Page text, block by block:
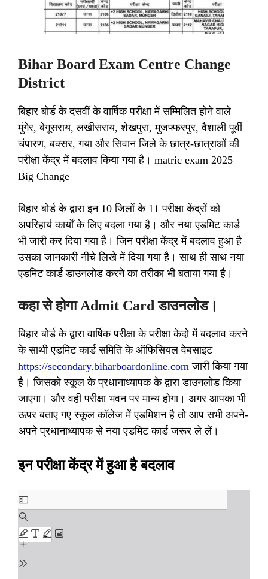
Bihar Board Exam Centre Change
District
बिहार बोर्ड के दसवीं के वार्षिक परीक्षा में सम्मिलित होने वाले
मुंगेर, बेगूसराय, लखीसराय, शेखपुरा, मुजफ्फरपुर, वैशाली पूर्वी
चंपारण, बक्सर, गया और सिवान जिले के छात्र-छात्राओं की
परीक्षा केंद्र में बदलाव किया गया है। matric exam 2025
Big Change
बिहार बोर्ड के द्वारा इन 10 जिलों के 11 परीक्षा केंद्रों को
अपरिहार्य कार्यों के लिए बदला गया है। और नया एडमिट कार्ड
भी जारी कर दिया गया है। जिन परीक्षा केंद्र में बदलाव हुआ है
उसका जानकारी नीचे लिखे में दिया गया है। साथ ही साथ नया
एडमिट कार्ड डाउनलोड करने का तरीका भी बताया गया है।
कहा से होगा Admit Card डाउनलोड।
बिहार बोर्ड के द्वारा वार्षिक परीक्षा के परीक्षा केदो में बदलाव करने
के साथी एडमिट कार्ड समिति के ऑफिसियल वेबसाइट
https://secondary.biharboardonline.com जारी किया गया
है। जिसको स्कूल के प्रधानाध्यापक के द्वारा डाउनलोड किया
जाएगा। और वही परीक्षा भवन पर मान्य होगा। अगर आपका भी
ऊपर बताए गए स्कूल कॉलेज में एडमिशन है तो आप सभी अपने-
अपने प्रधानाध्यापक से नया एडमिट कार्ड जरूर ले लें।
इन परीक्षा केंद्र में हुआ है बदलाव
Skip
to
PDF
content